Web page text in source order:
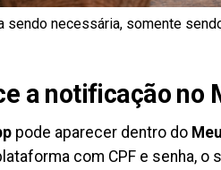
sendo necessária, somente
a notificação no
pode aparecer dentro do Meu
com CPF e senha, o